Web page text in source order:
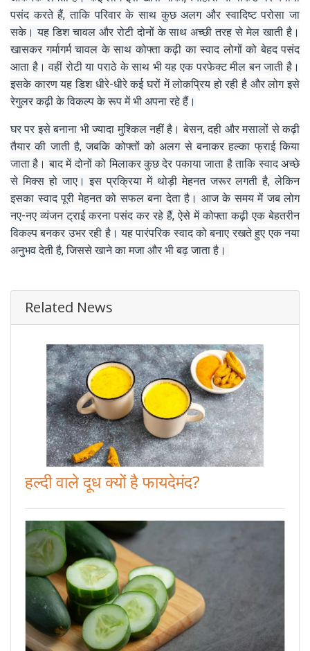
पसंद करते हैं, ताकि परिवार के साथ कुछ अलग और स्वादिष्ट परोसा जा
सके। यह डिश चावल और रोटी दोनों के साथ अच्छी तरह से मेल खाती है।
खासकर गर्मागर्म चावल के साथ कोफ्ता कढ़ी का स्वाद लोगों को बेहद पसंद
आता है। वहीं रोटी या पराठे के साथ भी यह एक परफेक्ट मील बन जाती है।
इसके कारण यह डिश धीरे-धीरे कई घरों में लोकप्रिय हो रही है और लोग इसे
रेगुलर कढ़ी के विकल्प के रूप में भी अपना रहे हैं।
घर पर इसे बनाना भी ज्यादा मुश्किल नहीं है। बेसन, दही और मसालों से कढ़ी
तैयार की जाती है, जबकि कोफ्तों को अलग से बनाकर हल्का फ्राई किया
जाता है। बाद में दोनों को मिलाकर कुछ देर पकाया जाता है ताकि स्वाद अच्छे
से मिक्स हो जाए। इस प्रक्रिया में थोड़ी मेहनत जरूर लगती है, लेकिन
इसका स्वाद पूरी मेहनत को सफल बना देता है। आज के समय में जब लोग
नए-नए व्यंजन ट्राई करना पसंद कर रहे हैं, ऐसे में कोफ्ता कढ़ी एक बेहतरीन
विकल्प बनकर उभर रही है। यह पारंपरिक स्वाद को बनाए रखते हुए एक नया
अनुभव देती है, जिससे खाने का मजा और भी बढ़ जाता है।
Related News
हल्दी वाले दूध क्यों है फायदेमंद?